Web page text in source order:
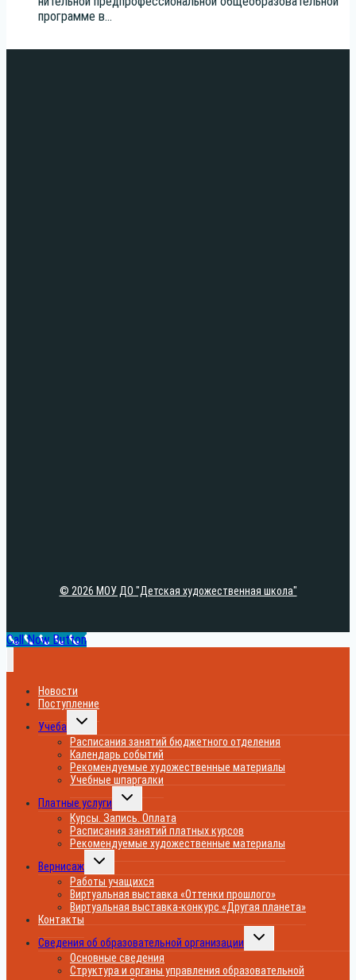
про­грам­ме в...
© 2026 МОУ ДО "Детская художественная школа"
Call Now Button
Новости
Поступление
Учеба
Переключить
меню
Расписания занятий бюджетного отделения
Календарь событий
Рекомендуемые художественные материалы
Учебные шпаргалки
Платные услуги
Переключить
меню
Курсы. Запись. Оплата
Расписания занятий платных курсов
Рекомендуемые художественные материалы
Вернисаж
Переключить
меню
Работы учащихся
Виртуальная выставка «Оттенки прошлого»
Виртуальная выставка-конкурс «Другая планета»
Контакты
Сведения об образовательной организации
Переключить
Основные сведения
Структура и органы управления образовательной